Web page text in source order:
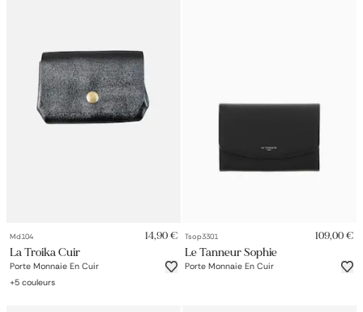
Md104 14,90 €
La Troika Cuir
Porte Monnaie En Cuir
+5 couleurs
Tsop3301 109,00 €
Le Tanneur Sophie
Porte Monnaie En Cuir